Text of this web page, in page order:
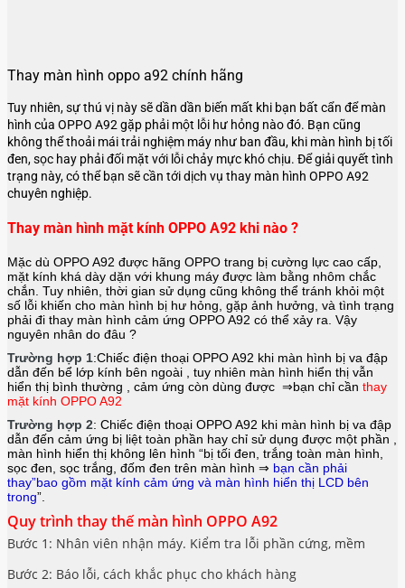
Thay màn hình oppo a92 chính hãng
Tuy nhiên, sự thú vị này sẽ dần dần biến mất khi bạn bất cẩn để màn
hình của OPPO A92 gặp phải một lỗi hư hỏng nào đó. Bạn cũng
không thể thoải mái trải nghiệm máy như ban đầu, khi màn hình bị tối
đen, sọc hay phải đối mặt với lỗi chảy mực khó chịu. Để giải quyết tình
trạng này, có thể bạn sẽ cần tới dịch vụ thay màn hình OPPO A92
chuyên nghiệp.
Thay màn hình mặt kính OPPO A92 khi nào ?
Mặc dù OPPO A92 được hãng OPPO trang bị cường lực cao cấp,
mặt kính khá dày dặn với khung máy được làm bằng nhôm chắc
chắn. Tuy nhiên, thời gian sử dụng cũng không thể tránh khỏi một
số lỗi khiến cho màn hình bị hư hỏng, gặp ảnh hưởng, và tình trạng
phải đi thay màn hình cảm ứng OPPO A92 có thể xảy ra. Vậy
nguyên nhân do đâu ?
Trường hợp 1:Chiếc điện thoại OPPO A92 khi màn hình bị va đập
dẫn đến bể lớp kính bên ngoài , tuy nhiên màn hình hiển thị vẫn
hiển thị bình thường , cảm ứng còn dùng được ⇒bạn chỉ cần thay
mặt kính OPPO A92
Trường hợp 2: Chiếc điện thoại OPPO A92 khi màn hình bị va đập
dẫn đến cảm ứng bị liệt toàn phần hay chỉ sử dụng được một phần ,
màn hình hiển thị không lên hình “bị tối đen, trắng toàn màn hình,
sọc đen, sọc trắng, đốm đen trên màn hình ⇒ bạn cần phải
thay”bao gồm mặt kính cảm ứng và màn hình hiển thị LCD bên
trong”.
Quy trình thay thế màn hình OPPO A92
Bước 1: Nhân viên nhận máy. Kiểm tra lỗi phần cứng, mềm
Bước 2: Báo lỗi, cách khắc phục cho khách hàng